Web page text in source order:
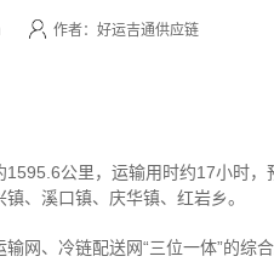
作者：好运吉通供应链
公里，运输用时约17小时，
、溪口镇、庆华镇、红岩乡。
网、冷链配送网“三位一体”的综